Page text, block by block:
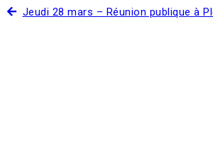
Jeudi 28 mars – Réunion publique à